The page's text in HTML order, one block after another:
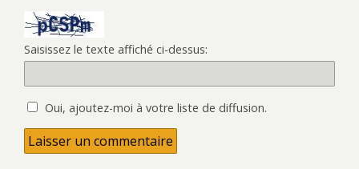
Saisissez le texte affiché ci-dessus:
Oui, ajoutez-moi à votre liste de diffusion.